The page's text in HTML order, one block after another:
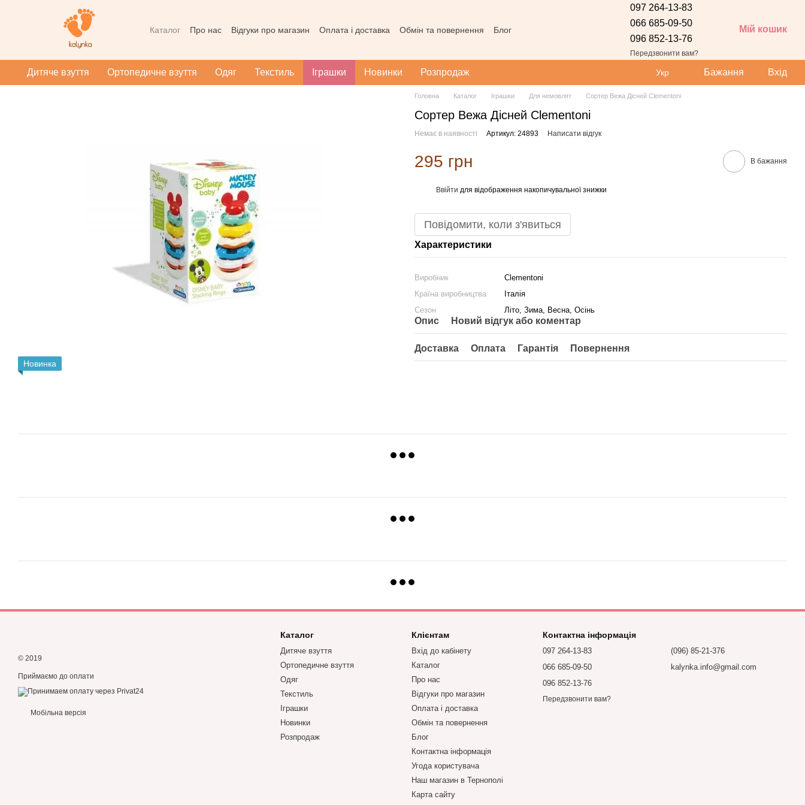
Перейти до основного контенту
Каталог Про нас Відгуки про магазин Оплата і доставка Обмін та повернення
Блог
097 264-13-83
066 685-09-50
096 852-13-76
Передзвонити вам?
Мій кошик
Дитяче взуття Ортопедичне взуття Одяг Текстиль Іграшки Новинки Розпродаж Укр Бажання Вхід
Новинка
Головна Каталог Іграшки Для немовлят Сортер Вежа Дісней Clementoni
Сортер Вежа Дісней Clementoni
Немає в наявності Артикул: 24893 Написати відгук
295 грн В бажання
Ввійти для відображення накопичувальної знижки
Повідомити, коли з'явиться
Характеристики
Виробник
Clementoni
Країна виробництва
Італія
Сезон
Літо, Зима, Весна, Осінь
Опис Новий відгук або коментар
Доставка Оплата Гарантія Повернення
© 2019
Приймаємо до оплати
Мобільна версія
Каталог
Дитяче взуття
Ортопедичне взуття
Одяг
Текстиль
Іграшки
Новинки
Розпродаж
Клієнтам
Вхід до кабінету
Каталог
Про нас
Відгуки про магазин
Оплата і доставка
Обмін та повернення
Блог
Контактна інформація
Угода користувача
Наш магазин в Тернополі
Карта сайту
Контактна інформація
097 264-13-83
066 685-09-50
096 852-13-76
Передзвонити вам?
(096) 85-21-376
kalynka.info@gmail.com